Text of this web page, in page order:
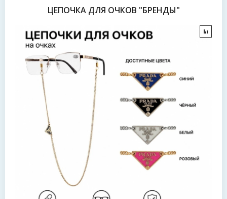
ЦЕПОЧКА ДЛЯ ОЧКОВ "БРЕНДЫ"